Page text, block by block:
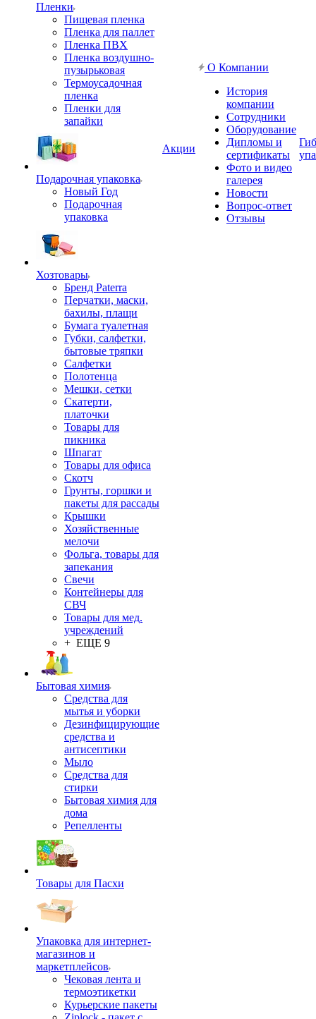
Пленки
Пищевая пленка
Пленка для паллет
Пленка ПВХ
Пленка воздушно-
пузырьковая
Термоусадочная
пленка
Пленки для
запайки
Подарочная упаковка
Новый Год
Подарочная
упаковка
Хозтовары
Бренд Paterra
Перчатки, маски,
бахилы, плащи
Бумага туалетная
Губки, салфетки,
бытовые тряпки
Салфетки
Полотенца
Мешки, сетки
Скатерти,
платочки
Товары для
пикника
Шпагат
Товары для офиса
Скотч
Грунты, горшки и
пакеты для рассады
Крышки
Хозяйственные
мелочи
Фольга, товары для
запекания
Свечи
Контейнеры для
СВЧ
Товары для мед.
учреждений
+ ЕЩЕ 9
Бытовая химия
Средства для
мытья и уборки
Дезинфицирующие
средства и
антисептики
Мыло
Средства для
стирки
Бытовая химия для
дома
Репелленты
Товары для Пасхи
Упаковка для интернет-
магазинов и
маркетплейсов
Чековая лента и
термоэтикетки
Курьерские пакеты
Акции
О Компании
История
компании
Сотрудники
Оборудование
Дипломы и
сертификаты
Фото и видео
галерея
Новости
Вопрос-ответ
Отзывы